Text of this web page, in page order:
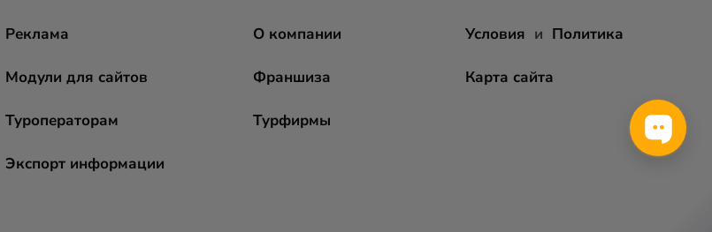
Реклама
Модули для сайтов
Туроператорам
Экспорт информации
О компании
Франшиза
Турфирмы
Условия и Политика
Карта сайта